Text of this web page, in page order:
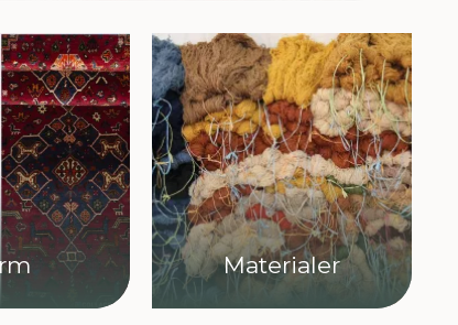
Materialer